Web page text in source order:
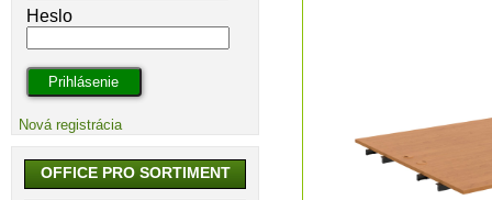
Heslo
Nová registrácia
OFFICE PRO SORTIMENT